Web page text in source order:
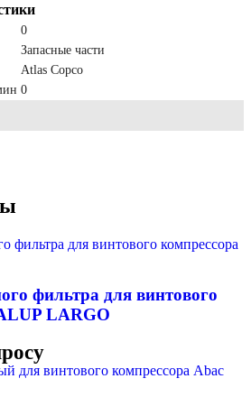
0
Запасные части
Atlas Copco
0
фильтра для винтового
LARGO